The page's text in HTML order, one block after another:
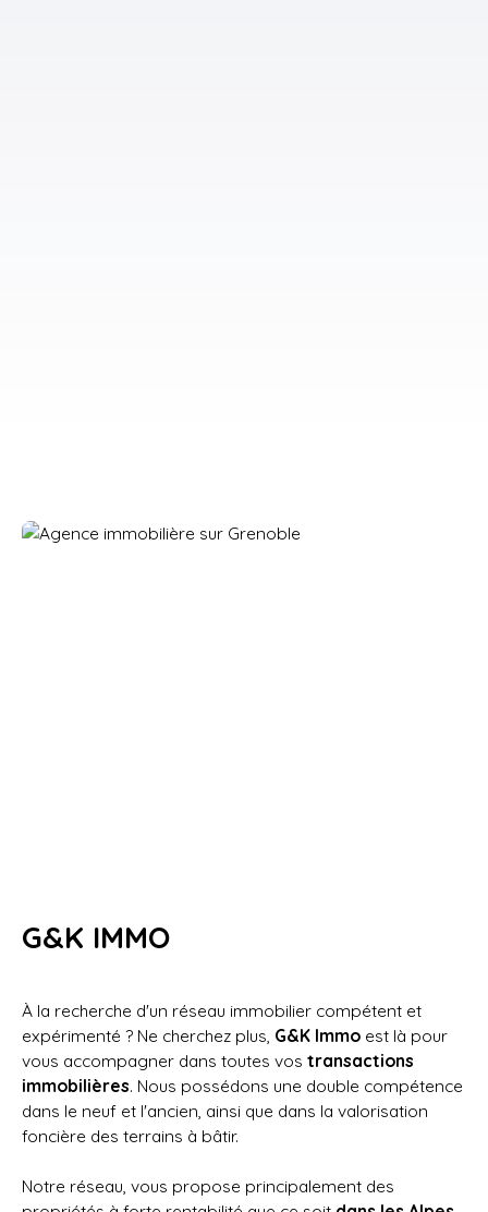
G&K IMMO
À la recherche d'un réseau immobilier compétent et
expérimenté ? Ne cherchez plus, G&K Immo est là pour
vous accompagner dans toutes vos transactions
immobilières. Nous possédons une double compétence
dans le neuf et l'ancien, ainsi que dans la valorisation
foncière des terrains à bâtir.
Notre réseau, vous propose principalement des